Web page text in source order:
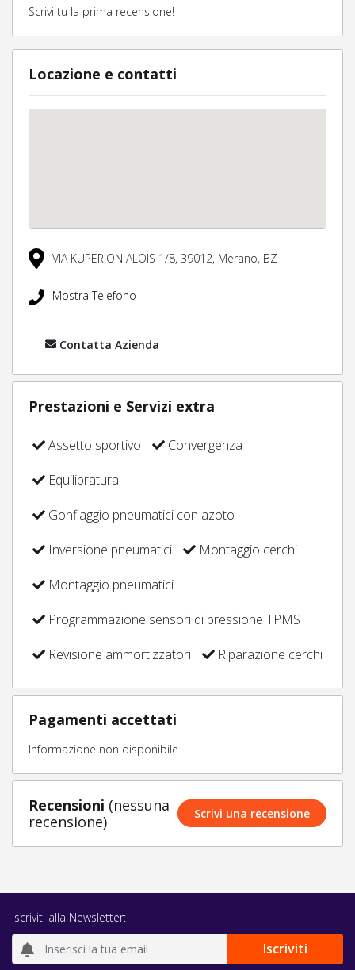
Scrivi tu la prima recensione!
Locazione e contatti
VIA KUPERION ALOIS 1/8, 39012, Merano, BZ
Mostra Telefono
Contatta Azienda
Prestazioni e Servizi extra
Assetto sportivo
Convergenza
Equilibratura
Gonfiaggio pneumatici con azoto
Inversione pneumatici
Montaggio cerchi
Montaggio pneumatici
Programmazione sensori di pressione TPMS
Revisione ammortizzatori
Riparazione cerchi
Pagamenti accettati
Informazione non disponibile
Recensioni (nessuna
recensione)
Scrivi una recensione
Iscriviti alla Newsletter: